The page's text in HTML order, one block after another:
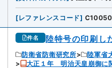
[レファレンスコード]
件名 陸特号の印刷し
防衛省防衛研究所 陸軍省
大正１年 明治天皇崩御に